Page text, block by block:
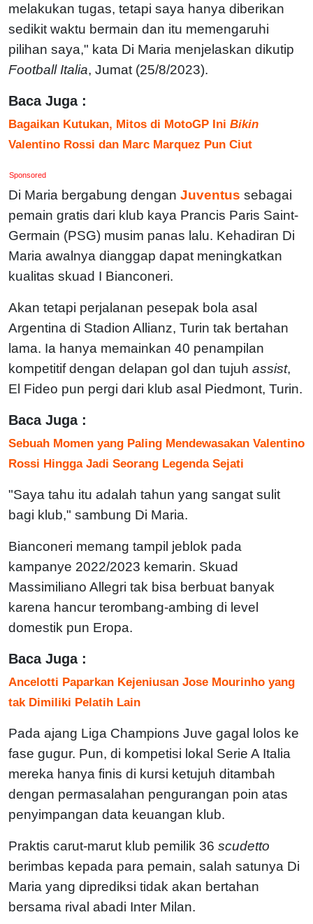
melakukan tugas, tetapi saya hanya diberikan
sedikit waktu bermain dan itu memengaruhi
pilihan saya," kata Di Maria menjelaskan dikutip
Football Italia, Jumat (25/8/2023).
Baca Juga :
Bagaikan Kutukan, Mitos di MotoGP Ini Bikin
Valentino Rossi dan Marc Marquez Pun Ciut
Sponsored
Di Maria bergabung dengan Juventus sebagai
pemain gratis dari klub kaya Prancis Paris Saint-
Germain (PSG) musim panas lalu. Kehadiran Di
Maria awalnya dianggap dapat meningkatkan
kualitas skuad I Bianconeri.
Akan tetapi perjalanan pesepak bola asal
Argentina di Stadion Allianz, Turin tak bertahan
lama. Ia hanya memainkan 40 penampilan
kompetitif dengan delapan gol dan tujuh assist,
El Fideo pun pergi dari klub asal Piedmont, Turin.
Baca Juga :
Sebuah Momen yang Paling Mendewasakan Valentino
Rossi Hingga Jadi Seorang Legenda Sejati
"Saya tahu itu adalah tahun yang sangat sulit
bagi klub," sambung Di Maria.
Bianconeri memang tampil jeblok pada
kampanye 2022/2023 kemarin. Skuad
Massimiliano Allegri tak bisa berbuat banyak
karena hancur terombang-ambing di level
domestik pun Eropa.
Baca Juga :
Ancelotti Paparkan Kejeniusan Jose Mourinho yang
tak Dimiliki Pelatih Lain
Pada ajang Liga Champions Juve gagal lolos ke
fase gugur. Pun, di kompetisi lokal Serie A Italia
mereka hanya finis di kursi ketujuh ditambah
dengan permasalahan pengurangan poin atas
penyimpangan data keuangan klub.
Praktis carut-marut klub pemilik 36 scudetto
berimbas kepada para pemain, salah satunya Di
Maria yang diprediksi tidak akan bertahan
bersama rival abadi Inter Milan.